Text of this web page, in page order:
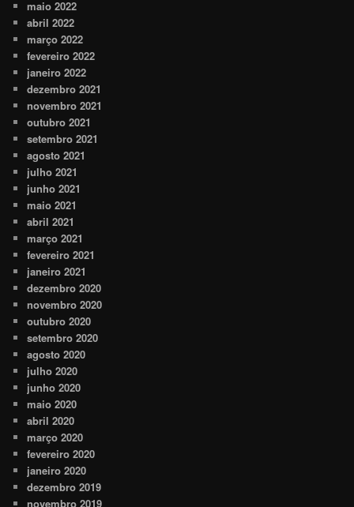
maio 2022
abril 2022
março 2022
fevereiro 2022
janeiro 2022
dezembro 2021
novembro 2021
outubro 2021
setembro 2021
agosto 2021
julho 2021
junho 2021
maio 2021
abril 2021
março 2021
fevereiro 2021
janeiro 2021
dezembro 2020
novembro 2020
outubro 2020
setembro 2020
agosto 2020
julho 2020
junho 2020
maio 2020
abril 2020
março 2020
fevereiro 2020
janeiro 2020
dezembro 2019
novembro 2019